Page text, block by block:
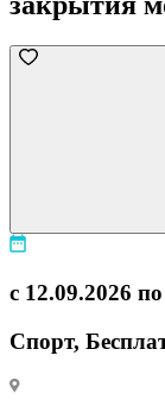
с 12.09.2026
Спорт,